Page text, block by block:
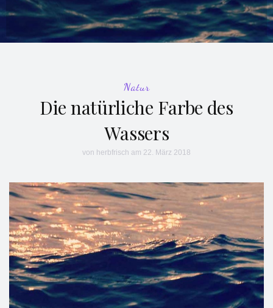
Natur
Die natürliche Farbe des
Wassers
von herbfrisch am 22. März 2018